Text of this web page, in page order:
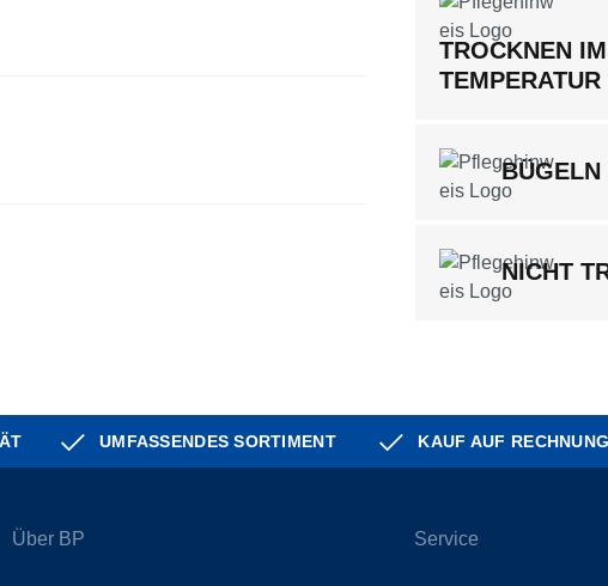
TROCKNEN
BÜGELN
NICHT
UMFASSENDES SORTIMENT KAUF AUF RECHNUNG
Über BP Service